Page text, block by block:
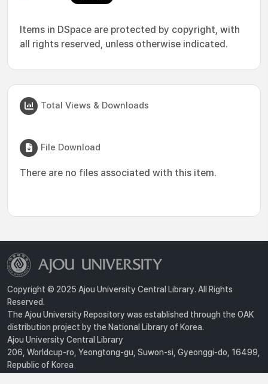
Items in DSpace are protected by copyright, with
all rights reserved, unless otherwise indicated.
Total Views & Downloads
File Download
There are no files associated with this item.
Copyright © 2025 Ajou University Central Library. All Rights
Reserved.
The Ajou University Repository was established through the OAK
distribution project by the National Library of Korea.
Ajou University Central Library
206, Worldcup-ro, Yeongtong-gu, Suwon-si, Gyeonggi-do, 16499,
Republic of Korea